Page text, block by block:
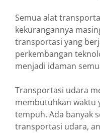
Semua alat
kekurangannya
transportasi yang
perkembangan
menjadi idaman
Transportasi udara
membutuhkan waktu
tempuh. Ada banyak
transportasi udara,